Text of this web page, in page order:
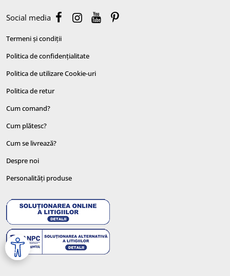
Social media
Termeni și condiții
Politica de confidențialitate
Politica de utilizare Cookie-uri
Politica de retur
Cum comand?
Cum plătesc?
Cum se livrează?
Despre noi
Personalități produse